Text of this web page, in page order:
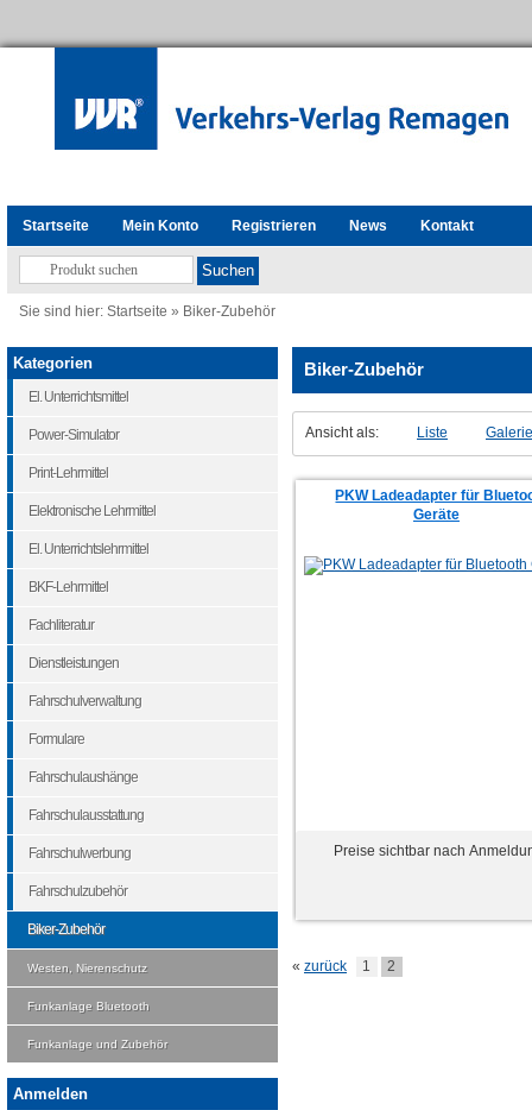
Startseite Mein Konto Registrieren News Kontakt
Sie sind hier: Startseite » Biker-Zubehör
Biker-Zubehör
Ansicht als: Liste Galerie
PKW Ladeadapter für
Geräte
Preise sichtbar nach
« zurück 1 2
Kategorien
El. Unterrichtsmittel
Power-Simulator
Print-Lehrmittel
Elektronische Lehrmittel
El. Unterrichtslehrmittel
BKF-Lehrmittel
Fachliteratur
Dienstleistungen
Fahrschulverwaltung
Formulare
Fahrschulaushänge
Fahrschulausstattung
Fahrschulwerbung
Fahrschulzubehör
Biker-Zubehör
Westen, Nierenschutz
Funkanlage Bluetooth
Funkanlage und Zubehör
Anmelden